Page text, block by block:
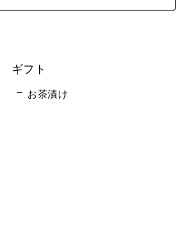
ギフト
お茶漬け